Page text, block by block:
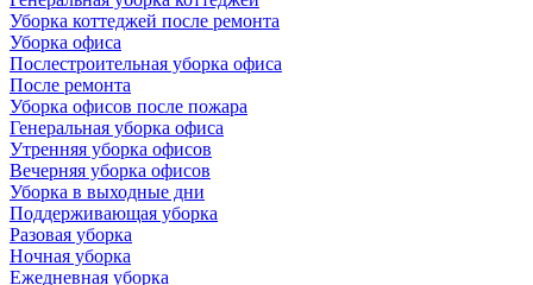
Уборка коттеджей после ремонта
Уборка офиса
Послестроительная уборка офиса
После ремонта
Уборка офисов после пожара
Генеральная уборка офиса
Утренняя уборка офисов
Вечерняя уборка офисов
Уборка в выходные дни
Поддерживающая уборка
Разовая уборка
Ночная уборка
Ежедневная уборка